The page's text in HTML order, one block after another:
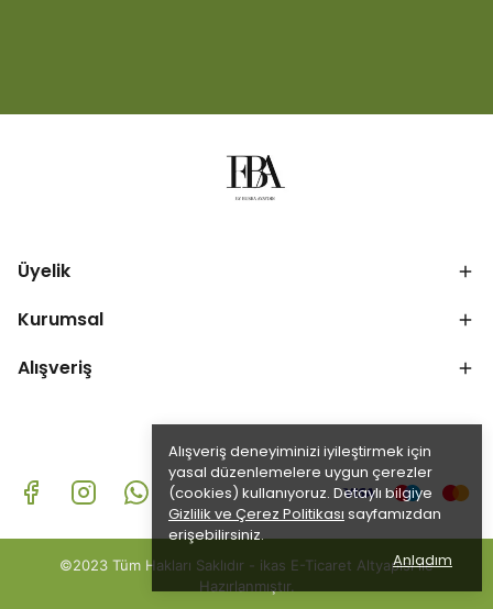
Alışveriş deneyiminizi iyileştirmek için
yasal düzenlemelere uygun çerezler
(cookies) kullanıyoruz. Detaylı bilgiye
Gizlilik ve Çerez Politikası sayfamızdan
erişebilirsiniz.
Anladım
Üyelik
Kurumsal
Alışveriş
©2023 Tüm Hakları Saklıdır - ikas E-Ticaret Altyapısı ile
Hazırlanmıştır.